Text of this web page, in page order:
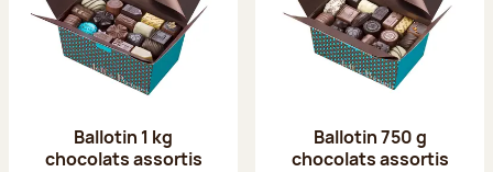
Ballotin 1 kg
chocolats assortis
Ballotin 750 g
chocolats assortis